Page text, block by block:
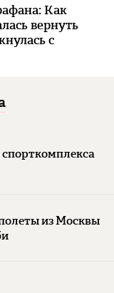
Как
вернуть
с
из Москвы